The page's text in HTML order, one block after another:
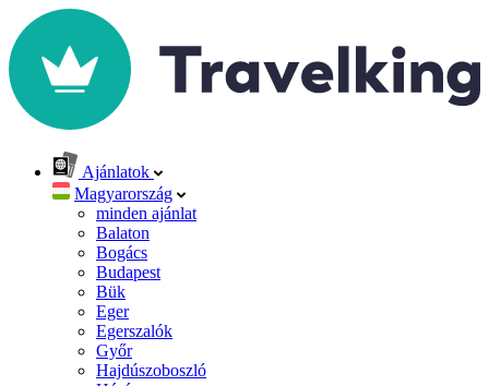
Ajánlatok
Magyarország
minden ajánlat
Balaton
Bogács
Budapest
Bük
Eger
Egerszalók
Győr
Hajdúszoboszló